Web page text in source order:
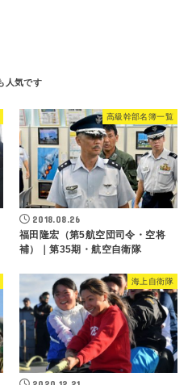
高級幹部名簿一覧
2018.08.26
福田隆宏（第5航空団司令・空将
補）｜第35期・航空自衛隊
海上自衛隊